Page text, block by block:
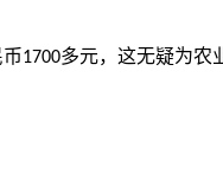
1700多元，这无疑为农